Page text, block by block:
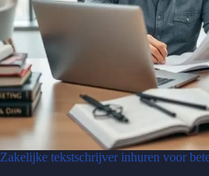
Zakelijke tekstschrijver inhuren voor